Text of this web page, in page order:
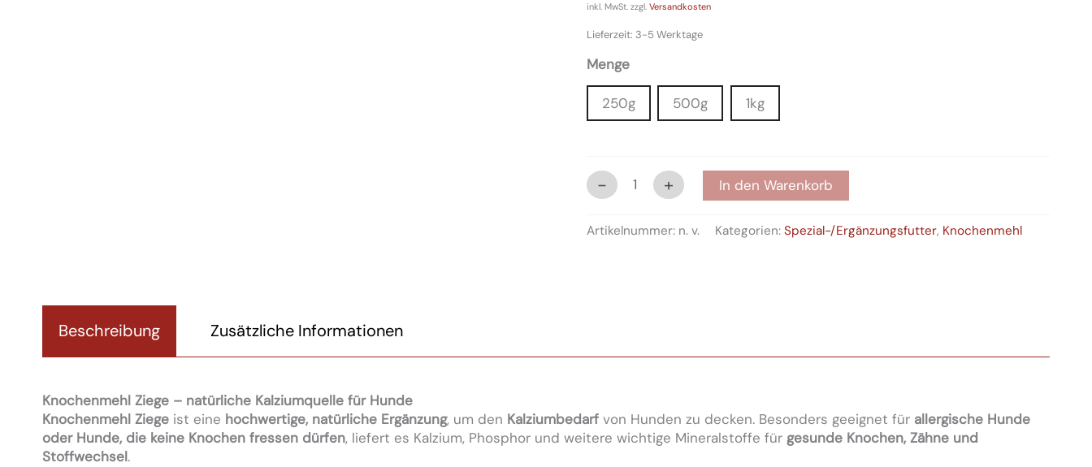
inkl. MwSt. zzgl. Versandkosten
Lieferzeit: 3-5 Werktage
Menge
250g 500g 1kg
- + In den Warenkorb
Artikelnummer: n. v. Kategorien: Spezial-/Ergänzungsfutter, Knochenmehl
Beschreibung Zusätzliche Informationen
Knochenmehl Ziege – natürliche Kalziumquelle für Hunde
Knochenmehl Ziege ist eine hochwertige, natürliche Ergänzung, um den Kalziumbedarf von Hunden zu decken. Besonders geeignet für allergische Hunde
oder Hunde, die keine Knochen fressen dürfen, liefert es Kalzium, Phosphor und weitere wichtige Mineralstoffe für gesunde Knochen, Zähne und
Stoffwechsel.